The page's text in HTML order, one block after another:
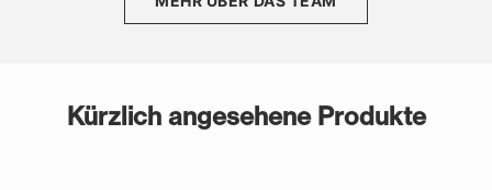
Kürzlich angesehene Produkte